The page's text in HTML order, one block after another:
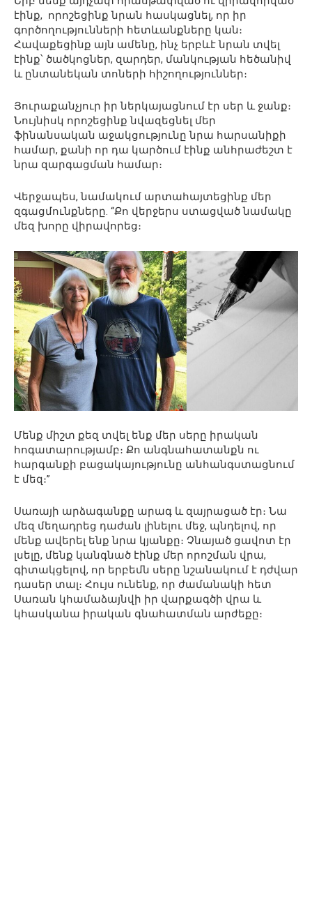
էինք, որոշեցինք նրան հասկացնել, որ իր
գործողությունների հետևանքները կան։
Հավաքեցինք այն ամենը, ինչ երբևէ նրան տվել
էինք՝ ծածկոցներ, զարդեր, մանկության հեծանիվ
և ընտանեկան տոների հիշողություններ։
Յուրաքանչյուր իր ներկայացնում էր սեր և ջանք։
Նույնիսկ որոշեցինք նվազեցնել մեր
ֆինանսական աջակցությունը նրա հարսանիքի
համար, քանի որ դա կարծում էինք անհրաժեշտ է
նրա զարգացման համար։
Վերջապես, նամակում արտահայտեցինք մեր
զգացմունքները. “Քո վերջերս ստացված նամակը
մեզ խորը վիրավորեց։
Մենք միշտ քեզ տվել ենք մեր սերը իրական
հոգատարությամբ։ Քո անգնահատանքն ու
հարգանքի բացակայությունը անհանգստացնում
է մեզ։”
Սառայի արձագանքը արագ և զայրացած էր։ Նա
մեզ մեղադրեց դաժան լինելու մեջ, պնդելով, որ
մենք ավերել ենք նրա կյանքը։ Չնայած ցավոտ էր
լսելը, մենք կանգնած էինք մեր որոշման վրա,
գիտակցելով, որ երբեմն սերը նշանակում է դժվար
դասեր տալ։ Հույս ունենք, որ ժամանակի հետ
Սառան կհամաձայնվի իր վարքագծի վրա և
կհասկանա իրական գնահատման արժեքը։